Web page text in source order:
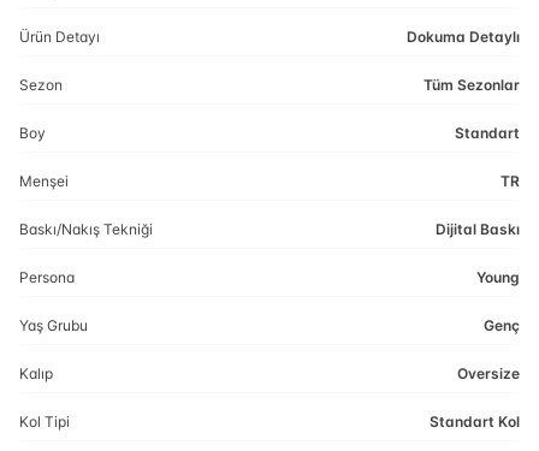
Ürün Detayı Dokuma Detaylı
Sezon Tüm Sezonlar
Boy Standart
Menşei TR
Baskı/Nakış Tekniği Dijital Baskı
Persona Young
Yaş Grubu Genç
Kalıp Oversize
Kol Tipi Standart Kol